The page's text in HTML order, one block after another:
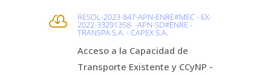
 RESOL-2023-847-APN-ENRE#MEC - EX-
2022-33291358- -APN-SD#ENRE -
TRANSPA S.A. - CAPEX S.A.
Acceso a la Capacidad de
Transporte Existente y CCyNP -